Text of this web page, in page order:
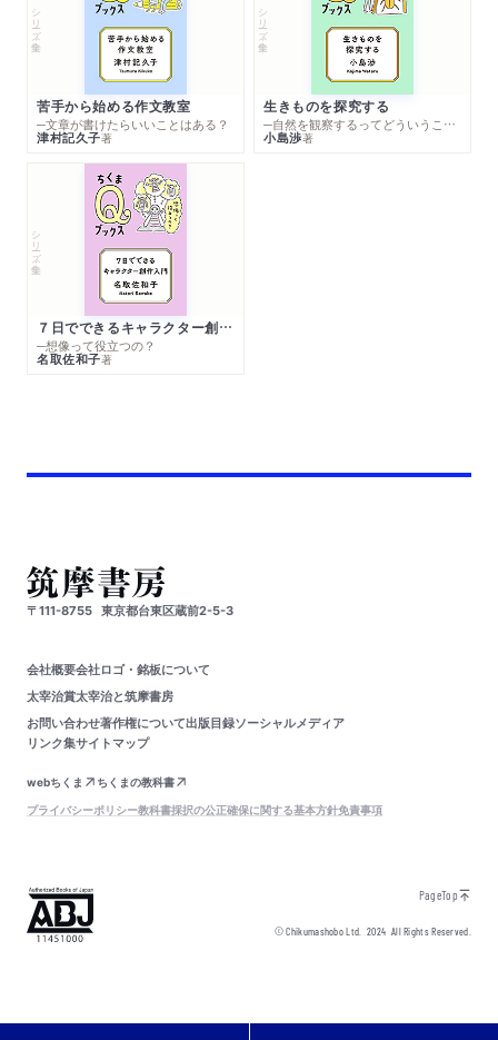
シリーズ・全集
苦手から始める作文教室
─文章が書けたらいいことはある？
津村記久子著
シリーズ・全集
生きものを探究する
─自然を観察するってどういうこと？
小島渉著
シリーズ・全集
７日でできるキャラクター創作入門
─想像って役立つの？
名取佐和子著
〒111-8755 東京都台東区蔵前2-5-3
会社概要会社ロゴ・銘板について
太宰治賞太宰治と筑摩書房
お問い合わせ著作権について出版目録ソーシャルメディア
リンク集サイトマップ
webちくま
ちくまの教科書
プライバシーポリシー教科書採択の公正確保に関する基本方針免責事項
PageTop
© Chikumashobo Ltd.2024 All Rights Reserved.